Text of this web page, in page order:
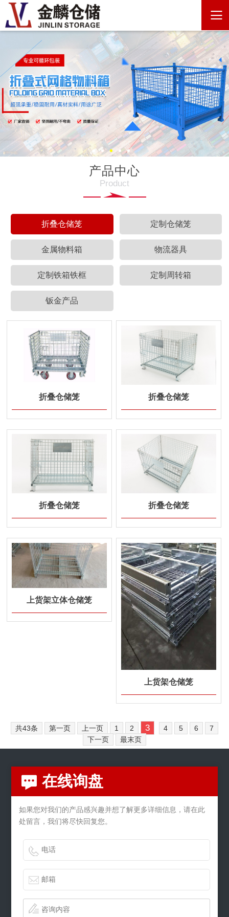
产品中心
Product
折叠仓储笼 定制仓储笼
金属物料箱 物流器具
定制铁箱铁框 定制周转箱
钣金产品
折叠仓储笼 折叠仓储笼
折叠仓储笼 折叠仓储笼
上货架立体仓储笼
上货架仓储笼
共43条 第一页 上一页 1 2 3 4 5 6
7
下一页
最末页
在线询盘
如果您对我们的产品感兴趣并想了解更多详细信息，请在此
处留言，我们将尽快回复您。